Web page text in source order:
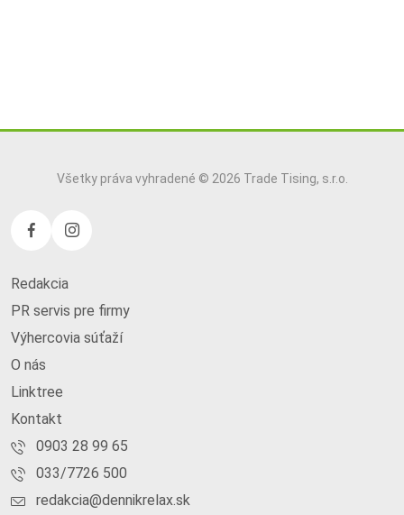
Všetky práva vyhradené © 2026 Trade Tising, s.r.o.
Redakcia
PR servis pre firmy
Výhercovia súťaží
O nás
Linktree
Kontakt
0903 28 99 65
033/7726 500
redakcia@dennikrelax.sk